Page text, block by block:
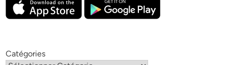
Catégories